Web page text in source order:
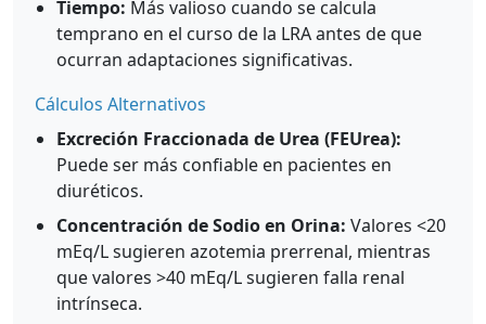
Tiempo: Más valioso cuando se calcula
temprano en el curso de la LRA antes de que
ocurran adaptaciones significativas.
Cálculos Alternativos
Excreción Fraccionada de Urea (FEUrea):
Puede ser más confiable en pacientes en
diuréticos.
Concentración de Sodio en Orina: Valores <20
mEq/L sugieren azotemia prerrenal, mientras
que valores >40 mEq/L sugieren falla renal
intrínseca.